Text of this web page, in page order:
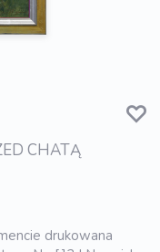
CHATĄ
drukowana